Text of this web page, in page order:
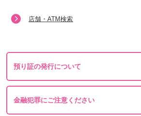
店舗・ATM検索
預り証の発行について
金融犯罪にご注意ください